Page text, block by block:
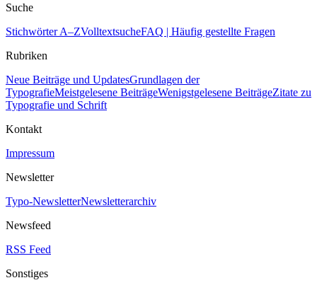
Suche
Stichwörter A–ZVolltextsucheFAQ | Häufig gestellte Fragen
Rubriken
Neue Beiträge und UpdatesGrundlagen der
TypografieMeistgelesene BeiträgeWenigstgelesene BeiträgeZitate zu
Typografie und Schrift
Kontakt
Impressum
Newsletter
Typo-NewsletterNewsletterarchiv
Newsfeed
RSS Feed
Sonstiges